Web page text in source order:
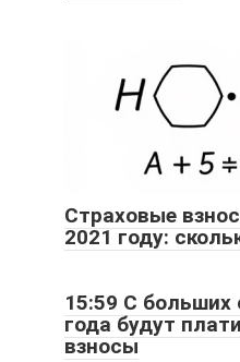
Страховые
2021 году:
15:59 С больших
года будут
взносы